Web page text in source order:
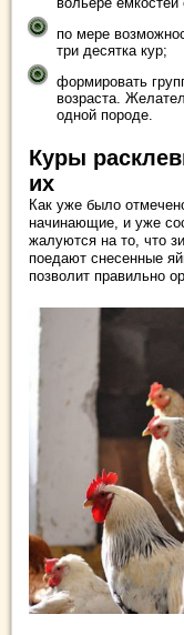
по мере
три десятка кур;
формировать
возраста.
одной породе.
Куры
их
Как уже было
начинающие, и уже
жалуются на то, что
поедают снесенные
позволит правильно